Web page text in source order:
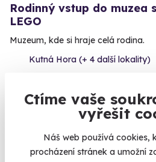
Ctíme vaše
vyřešit
Náš web používá cookies,
procházení stránek a umožní
Rodinný vstup do muzea
LEGO
Muzeum, kde si hraje celá rodina.
Kutná Hora (+ 4 další lokality)
620 Kč
Volný termín už 14. 08. 2026